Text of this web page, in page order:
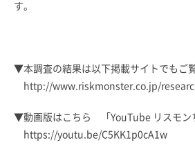
す。
▼本調査の結果は以下掲載サイトでもご
http://www.riskmonster.co.jp/
▼動画版はこちら 「YouTube リスモン
https://youtu.be/C5KK1p0cA1w